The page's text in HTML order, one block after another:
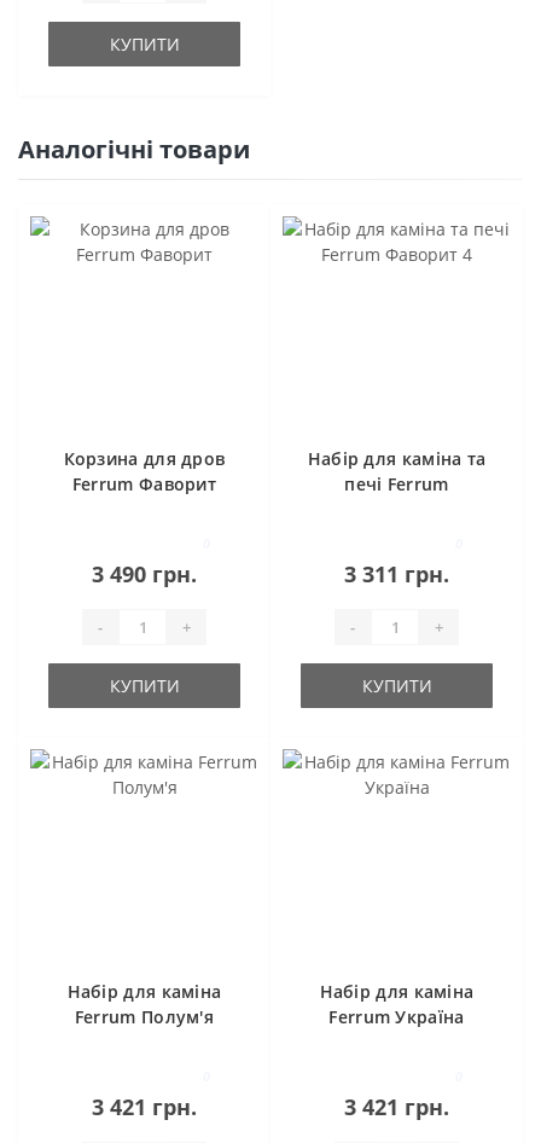
КУПИТИ
Аналогічні товари
Корзина для дров
Ferrum Фаворит
3 490 грн.
- +
КУПИТИ
Набір для каміна та
печі Ferrum
3 311 грн.
- +
КУПИТИ
Набір для каміна
Ferrum Полум'я
3 421 грн.
Набір для каміна
Ferrum Україна
3 421 грн.